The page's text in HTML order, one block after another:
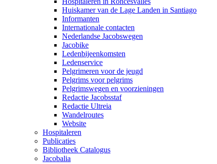
Huiskamer van de Lage Landen in Santiago
Informanten
Internationale contacten
Nederlandse Jacobswegen
Jacobike
Ledenbijeenkomsten
Ledenservice
Pelgrimeren voor de jeugd
Pelgrims voor pelgrims
Pelgrimswegen en voorzieningen
Redactie Jacobsstaf
Redactie Ultreia
Wandelroutes
Website
Hospitaleren
Publicaties
Bibliotheek Catalogus
Jacobalia